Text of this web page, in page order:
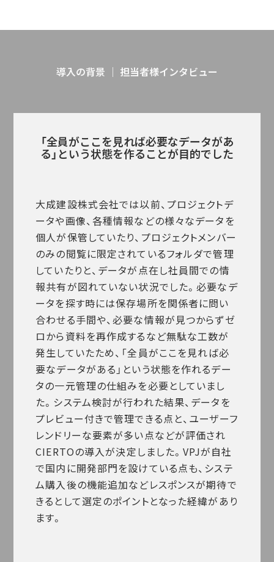
導入の背景 ｜ 担当者様インタビュー
「全員がここを見れば必要なデータがあ
る」という状態を作ることが目的でした
大成建設株式会社では以前、プロジェクトデ
ータや画像、各種情報などの様々なデータを
個人が保管していたり、プロジェクトメンバー
のみの閲覧に限定されているフォルダで管理
していたりと、データが点在し社員間での情
報共有が図れていない状況でした。必要なデ
ータを探す時には保存場所を関係者に問い
合わせる手間や、必要な情報が見つからずゼ
ロから資料を再作成するなど無駄な工数が
発生していたため、「全員がここを見れば必
要なデータがある」という状態を作れるデー
タの一元管理の仕組みを必要としていまし
た。システム検討が行われた結果、データを
プレビュー付きで管理できる点と、ユーザーフ
レンドリーな要素が多い点などが評価され
CIERTOの導入が決定しました。VPJが自社
で国内に開発部門を設けている点も、システ
ム購入後の機能追加などレスポンスが期待で
きるとして選定のポイントとなった経緯があり
ます。